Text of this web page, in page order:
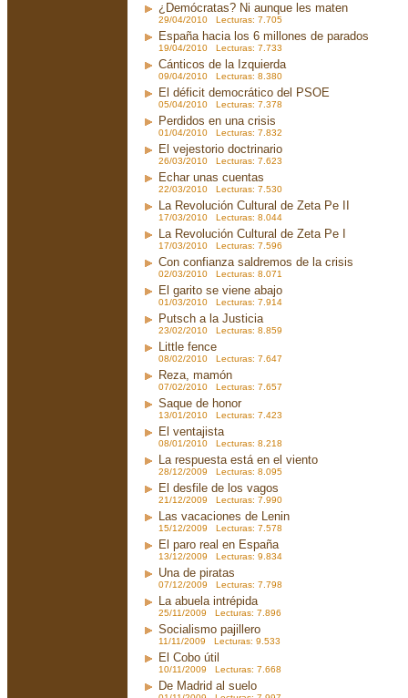
¿Demócratas? Ni aunque les maten
29/04/2010 Lecturas: 7.705
España hacia los 6 millones de parados
19/04/2010 Lecturas: 7.733
Cánticos de la Izquierda
09/04/2010 Lecturas: 8.380
El déficit democrático del PSOE
05/04/2010 Lecturas: 7.378
Perdidos en una crisis
01/04/2010 Lecturas: 7.832
El vejestorio doctrinario
26/03/2010 Lecturas: 7.623
Echar unas cuentas
22/03/2010 Lecturas: 7.530
La Revolución Cultural de Zeta Pe II
17/03/2010 Lecturas: 8.044
La Revolución Cultural de Zeta Pe I
17/03/2010 Lecturas: 7.596
Con confianza saldremos de la crisis
02/03/2010 Lecturas: 8.071
El garito se viene abajo
01/03/2010 Lecturas: 7.914
Putsch a la Justicia
23/02/2010 Lecturas: 8.859
Little fence
08/02/2010 Lecturas: 7.647
Reza, mamón
07/02/2010 Lecturas: 7.657
Saque de honor
13/01/2010 Lecturas: 7.423
El ventajista
08/01/2010 Lecturas: 8.218
La respuesta está en el viento
28/12/2009 Lecturas: 8.095
El desfile de los vagos
21/12/2009 Lecturas: 7.990
Las vacaciones de Lenin
15/12/2009 Lecturas: 7.578
El paro real en España
13/12/2009 Lecturas: 9.834
Una de piratas
07/12/2009 Lecturas: 7.798
La abuela intrépida
25/11/2009 Lecturas: 7.896
Socialismo pajillero
11/11/2009 Lecturas: 9.533
El Cobo útil
10/11/2009 Lecturas: 7.668
De Madrid al suelo